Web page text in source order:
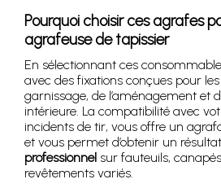
Pourquoi choisir ces agrafes
agrafeuse de tapissier
En sélectionnant ces
avec des fixations conçues pour
garnissage, de l’aménagement et
intérieure. La compatibilité avec
incidents de tir, vous offre un
et vous permet d’obtenir un résultat
professionnel sur fauteuils,
revêtements variés.